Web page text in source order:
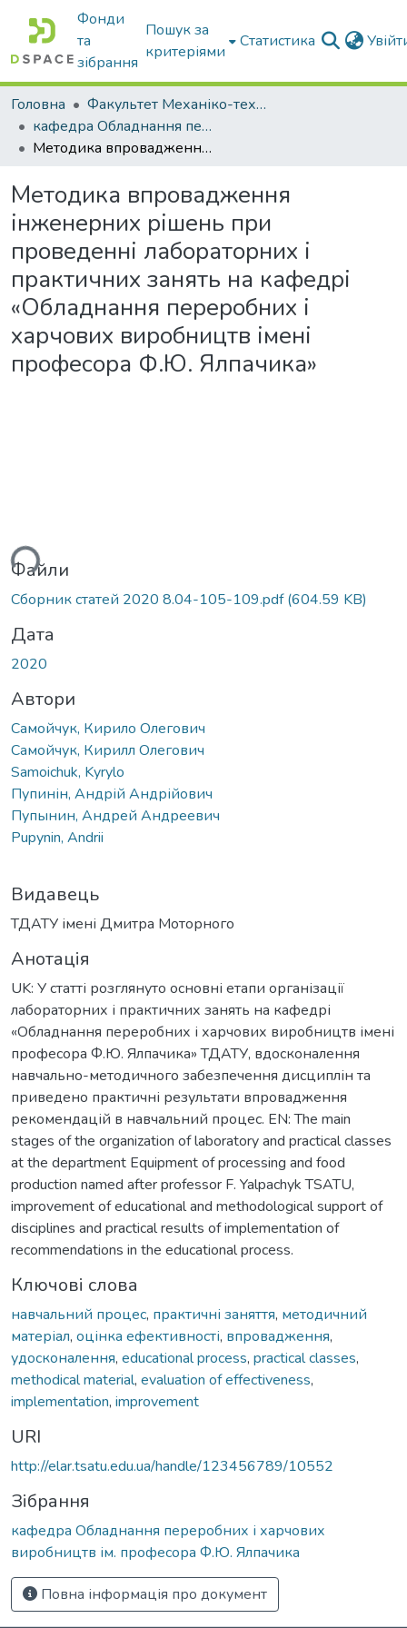
Фонди
та
зібрання
Пошук за
критеріями
Статистика
Головна
Факультет Механіко-технологічний
кафедра Обладнання переробних і харчових виробництв ім. професора Ф.Ю. Ялпачика
Методика впровадження інженерних рішень при проведенні лабораторних і практичних занять на кафедрі «Обладнання переробних і харчових виробництв імені професора Ф.Ю. Ялпачика»
Методика впровадження
інженерних рішень при
проведенні лабораторних і
практичних занять на кафедрі
«Обладнання переробних і
харчових виробництв імені
професора Ф.Ю. Ялпачика»
Файли
Сборник статей 2020 8.04-105-109.pdf(604.59 KB)
Дата
2020
Автори
Самойчук, Кирило Олегович
Самойчук, Кирилл Олегович
Samoichuk, Kyrylo
Пупинін, Андрій Андрійович
Пупынин, Андрей Андреевич
Pupynin, Andrii
Видавець
ТДАТУ імені Дмитра Моторного
Анотація
UK: У статті розглянуто основні етапи організації
лабораторних і практичних занять на кафедрі
«Обладнання переробних і харчових виробництв імені
професора Ф.Ю. Ялпачика» ТДАТУ, вдосконалення
навчально-методичного забезпечення дисциплін та
приведено практичні результати впровадження
рекомендацій в навчальний процес. EN: The main
stages of the organization of laboratory and practical classes
at the department Equipment of processing and food
production named after professor F. Yalpachyk TSATU,
improvement of educational and methodological support of
disciplines and practical results of implementation of
recommendations in the educational process.
Ключові слова
навчальний процес, практичні заняття, методичний
матеріал, оцінка ефективності, впровадження,
удосконалення, educational process, practical classes,
methodical material, evaluation of effectiveness,
implementation, improvement
URI
http://elar.tsatu.edu.ua/handle/123456789/10552
Зібрання
кафедра Обладнання переробних і харчових
виробництв ім. професора Ф.Ю. Ялпачика
Повна інформація про документ